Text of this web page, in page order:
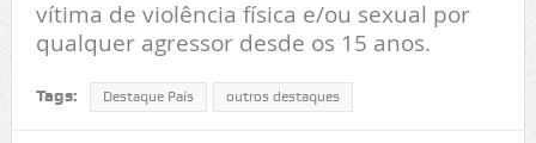
vítima de violência física e/ou sexual por
qualquer agressor desde os 15 anos.
Tags: Destaque País outros destaques